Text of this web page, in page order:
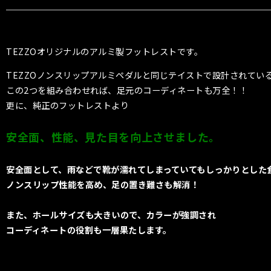
TEZZOオリジナルのアルミ製フットレストです。
TEZZOノンスリップアルミペダルと同じテイストで設計されている
この2つを組み合わせれば、足元のコーディネートも万全！！
更に、純正のフットレストより
安全面、性能、見た目を向上させました。
安全面として、雨などで靴が濡れてしまっていてもしっかりとした
ノンスリップ性能を高め、足の置き難さも解消！
また、ホールサイズも大きいので、カラーが強調され
コーディネートの役割も一層果たします。